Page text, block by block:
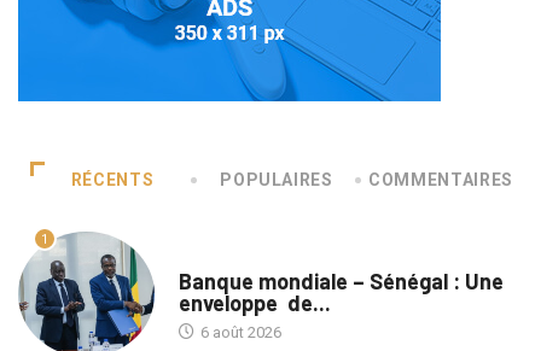
RÉCENTS POPULAIRES COMMENTAIRES
1
Banque mondiale – Sénégal : Une
enveloppe de...
6 août 2026